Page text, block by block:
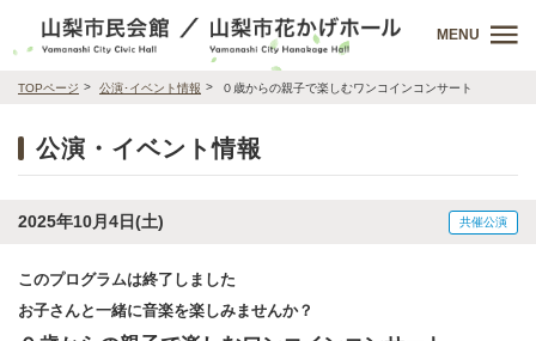
MENU
TOPページ 公演･イベント情報 ０歳からの親子で楽しむワンコインコンサート
公演・イベント情報
2025年10月4日(土) 共催公演
このプログラムは終了しました
お子さんと一緒に音楽を楽しみませんか？